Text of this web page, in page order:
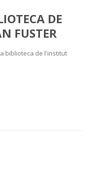
DE
FUSTER
biblioteca de l'institut